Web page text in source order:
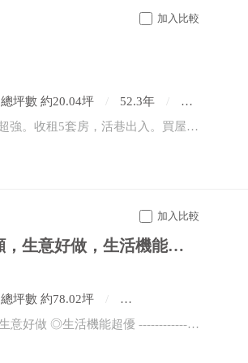
加入比較
總坪數 約20.04坪 52.3年
座東南朝西北
後火車站、忠孝、彰美繁華商圈，黃金地段，潛力超強。收租5套房，活巷出入。買屋買地段。
加入比較
自強南路角店~4樓正大路邊，地點明顯，生意好做，生活機能超便利！
總坪數 約78.02坪 4房2廳4衛
物件特色： ◎4樓邊間，採光格局佳 ◎地點明顯，生意好做 ◎生活機能超優 --------------------- 聽見客戶心裡話，看見房子真價值 貨比三家不吃虧 ~ 來電詢問更清楚 趕快拿起電話~專線 (04)720-1000 歡迎~~賞屋~~鑑價~~加入我們！